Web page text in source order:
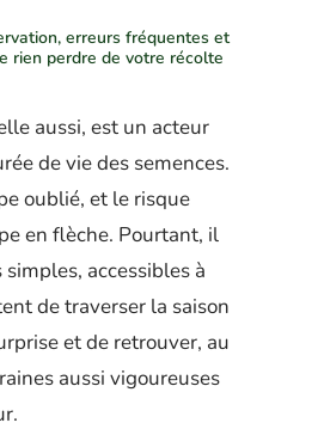
erreurs fréquentes et
rien perdre de votre récolte
aussi, est un acteur
de vie des semences.
oublié, et le risque
en flèche. Pourtant, il
accessibles à
de traverser la saison
et de retrouver, au
aussi vigoureuses